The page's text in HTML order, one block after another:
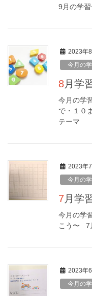
9月の学
2023年
今月の
8月学
今月の学
で・１０
テーマ
2023年
今月の
7月学
今月の学
こう〜 7
2023年
今月の